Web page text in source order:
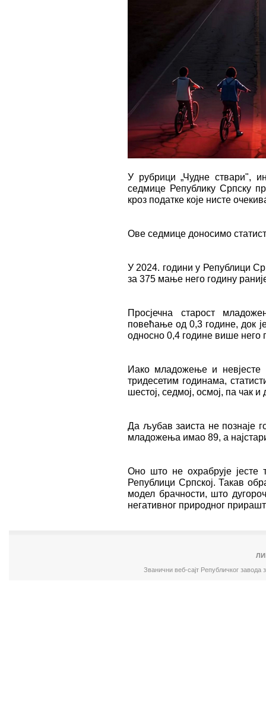
У рубрици „Чудне ствари",
седмице Републику Српску
кроз податке које нисте
Ове седмице доносимо
У 2024. години у Републици
за 375 мање него годину
Просјечна старост
повећање од 0,3 године, док
односно 0,4 године више него
Иако младожење и невјесте
тридесетим годинама,
шестој, седмој, осмој, па чак и
Да љубав заиста не познаје
младожења имао 89, а
Оно што не охрабрује јесте
Републици Српској. Такав
модел брачности, што
негативног природног
Званични веб-сајт Републичког